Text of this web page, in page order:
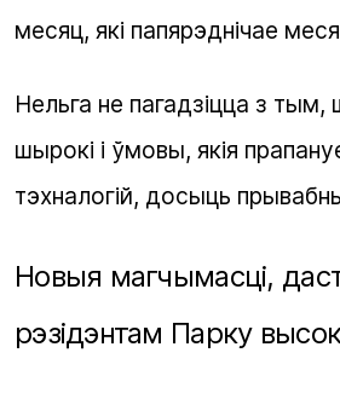
месяц, які папярэднічае
Нельга не пагадзіцца з тым,
шырокі і ўмовы, якія
тэхналогій, досыць
Новыя магчымасці,
рэзідэнтам Парку